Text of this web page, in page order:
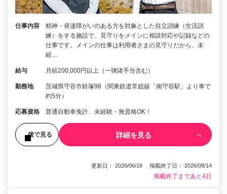
仕事内容
精神・発達障がいのある方を対象とした自立訓練（生活訓
練）をする施設で、見守りをメインに相談対応や記録などの
仕事です。メインの仕事は利用者さまの見守りだから、未
経…
給与 月給200,000円以上（一律諸手当含む）
勤務地
茨城県守谷市鈴塚98（関東鉄道常総線「南守谷駅」より車で
約5分）
応募資格 普通自動車免許、未経験・無資格OK！
後で見る 詳細を見る
更新日： 2026/06/18 掲載終了日： 2026/08/14
掲載終了まであと4日